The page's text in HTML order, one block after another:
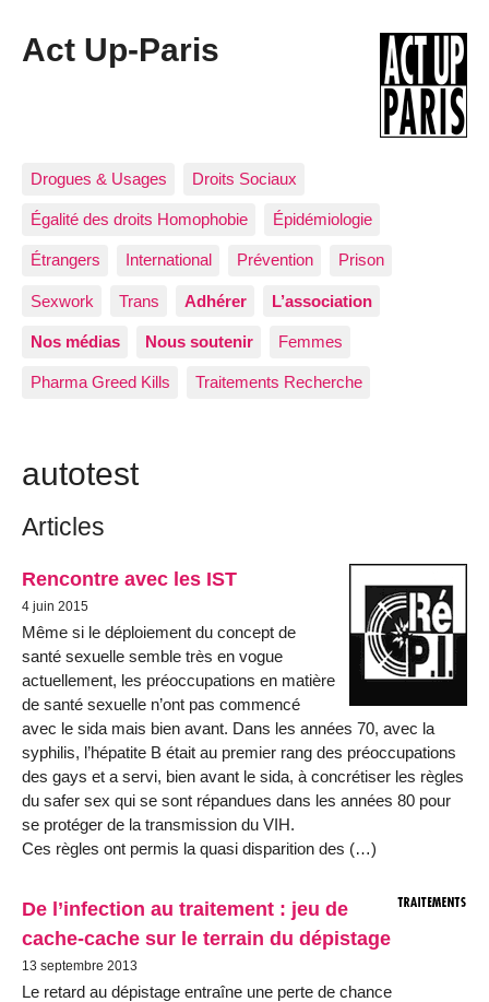
Act Up-Paris
Drogues & Usages Droits Sociaux
Égalité des droits Homophobie Épidémiologie
Étrangers International Prévention Prison
Sexwork Trans Adhérer L’association
Nos médias Nous soutenir Femmes
Pharma Greed Kills Traitements Recherche
autotest
Articles
Rencontre avec les IST
4 juin 2015
Même si le déploiement du concept de
santé sexuelle semble très en vogue
actuellement, les préoccupations en matière
de santé sexuelle n’ont pas commencé
avec le sida mais bien avant. Dans les années 70, avec la
syphilis, l’hépatite B était au premier rang des préoccupations
des gays et a servi, bien avant le sida, à concrétiser les règles
du safer sex qui se sont répandues dans les années 80 pour
se protéger de la transmission du VIH.
Ces règles ont permis la quasi disparition des (…)
De l’infection au traitement : jeu de
cache-cache sur le terrain du dépistage
13 septembre 2013
Le retard au dépistage entraîne une perte de chance